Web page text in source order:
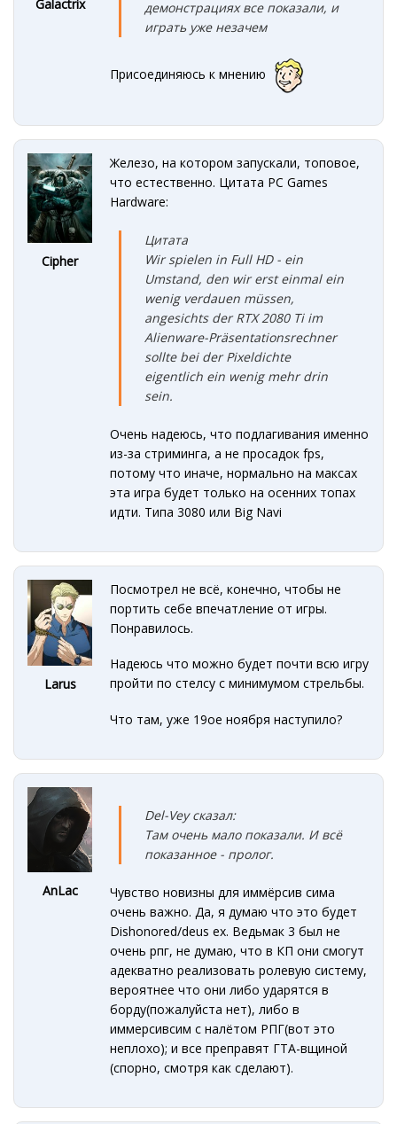
Galactrix
демонстрациях все показали, и
играть уже незачем
Присоединяюсь к мнению
Cipher
Железо, на котором запускали, топовое,
что естественно. Цитата PC Games
Hardware:
Цитата
Wir spielen in Full HD - ein
Umstand, den wir erst einmal ein
wenig verdauen müssen,
angesichts der RTX 2080 Ti im
Alienware-Präsentationsrechner
sollte bei der Pixeldichte
eigentlich ein wenig mehr drin
sein.
Очень надеюсь, что подлагивания именно
из-за стриминга, а не просадок fps,
потому что иначе, нормально на максах
эта игра будет только на осенних топах
идти. Типа 3080 или Big Navi
Larus
Посмотрел не всё, конечно, чтобы не
портить себе впечатление от игры.
Понравилось.
Надеюсь что можно будет почти всю игру
пройти по стелсу с минимумом стрельбы.
Что там, уже 19ое ноября наступило?
AnLac
Del-Vey сказал:
Там очень мало показали. И всё
показанное - пролог.
Чувство новизны для иммёрсив сима
очень важно. Да, я думаю что это будет
Dishonored/deus ex. Ведьмак 3 был не
очень рпг, не думаю, что в КП они смогут
адекватно реализовать ролевую систему,
вероятнее что они либо ударятся в
борду(пожалуйста нет), либо в
иммерсивсим с налётом РПГ(вот это
неплохо); и все преправят ГТА-вщиной
(спорно, смотря как сделают).